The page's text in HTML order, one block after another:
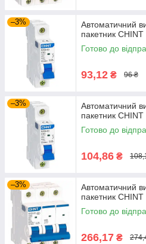
–3%
Автоматичний
пакетник
Готово до
93,12 ₴ 96 ₴
–3%
Автоматичний
пакетник
Готово до
104,86 ₴
–3%
Автоматичний
пакетник
Готово до
266,17 ₴